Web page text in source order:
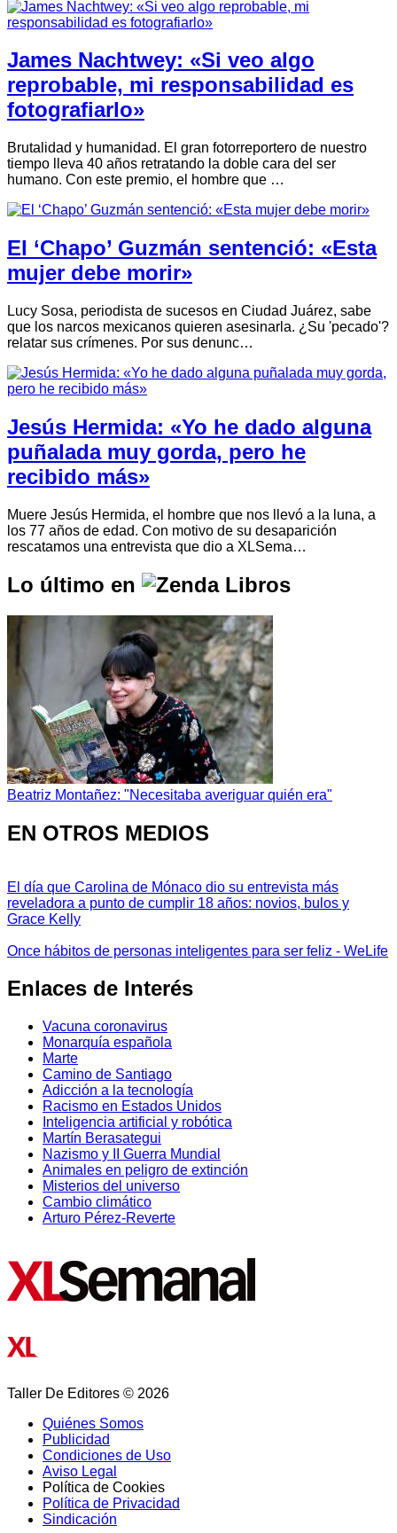
James Nachtwey: «Si veo algo
reprobable, mi responsabilidad es
fotografiarlo»
Brutalidad y humanidad. El gran fotorreportero de nuestro
tiempo lleva 40 años retratando la doble cara del ser
humano. Con este premio, el hombre que …
El ‘Chapo’ Guzmán sentenció: «Esta
mujer debe morir»
Lucy Sosa, periodista de sucesos en Ciudad Juárez, sabe
que los narcos mexicanos quieren asesinarla. ¿Su 'pecado'?
relatar sus crímenes. Por sus denunc…
Jesús Hermida: «Yo he dado alguna
puñalada muy gorda, pero he
recibido más»
Muere Jesús Hermida, el hombre que nos llevó a la luna, a
los 77 años de edad. Con motivo de su desaparición
rescatamos una entrevista que dio a XLSema…
Lo último en
Beatriz Montañez: "Necesitaba averiguar quién era"
EN OTROS MEDIOS
El día que Carolina de Mónaco dio su entrevista más
reveladora a punto de cumplir 18 años: novios, bulos y
Grace Kelly
Once hábitos de personas inteligentes para ser feliz - WeLife
Enlaces de Interés
Vacuna coronavirus
Monarquía española
Marte
Camino de Santiago
Adicción a la tecnología
Racismo en Estados Unidos
Inteligencia artificial y robótica
Martín Berasategui
Nazismo y II Guerra Mundial
Animales en peligro de extinción
Misterios del universo
Cambio climático
Arturo Pérez-Reverte
Taller De Editores © 2026
Quiénes Somos
Publicidad
Condiciones de Uso
Aviso Legal
Política de Cookies
Política de Privacidad
Sindicación